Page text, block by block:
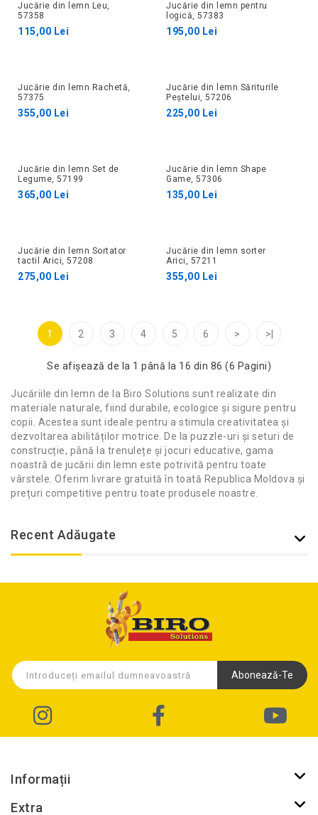
Jucărie din lemn Leu,
57358
115,00 Lei
Jucărie din lemn pentru
logică, 57383
195,00 Lei
Jucărie din lemn Rachetă,
57375
355,00 Lei
Jucărie din lemn Săriturile
Peștelui, 57206
225,00 Lei
Jucărie din lemn Set de
Legume, 57199
365,00 Lei
Jucărie din lemn Shape
Game, 57306
135,00 Lei
Jucărie din lemn Sortator
tactil Arici, 57208
275,00 Lei
Jucărie din lemn sorter
Arici, 57211
355,00 Lei
1 2 3 4 5 6 > >|
Se afişează de la 1 până la 16 din 86 (6 Pagini)
Jucăriile din lemn de la Biro Solutions sunt realizate din
materiale naturale, fiind durabile, ecologice și sigure pentru
copii. Acestea sunt ideale pentru a stimula creativitatea și
dezvoltarea abilităților motrice. De la puzzle-uri și seturi de
construcție, până la trenulețe și jocuri educative, gama
noastră de jucării din lemn este potrivită pentru toate
vârstele. Oferim livrare gratuită în toată Republica Moldova și
prețuri competitive pentru toate produsele noastre.
Recent Adăugate
Abonează-Te
Informații
Extra